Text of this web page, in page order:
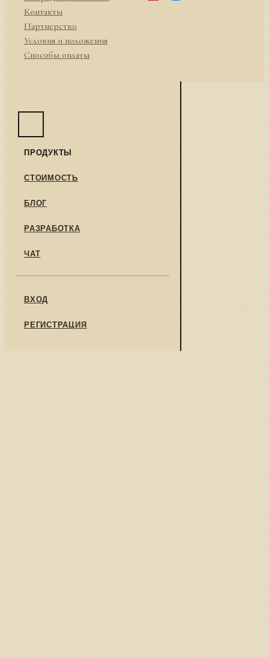
Контакты
Партнерство
Условия и положения
Способы оплаты
ПРОДУКТЫ
СТОИМОСТЬ
БЛОГ
РАЗРАБОТКА
ЧАТ
ВХОД
РЕГИСТРАЦИЯ